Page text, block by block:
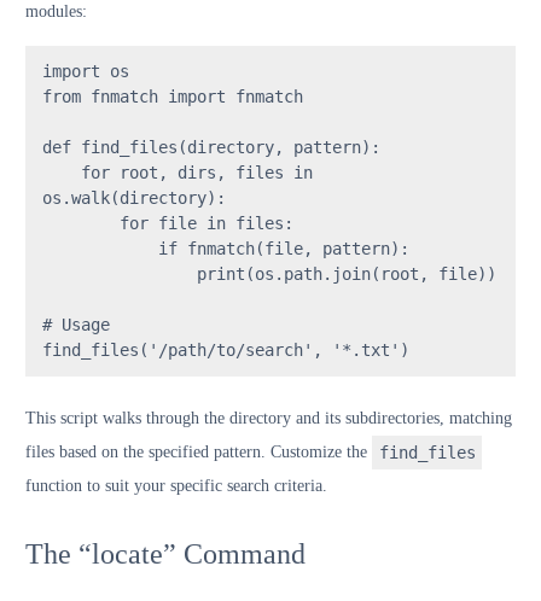
modules:
import
from fnmatch import fnmatch
def find_files (directory, pattern):
for root, dirs, files in
os.walk(directory):
for file in files:
if fnmatch(file, pattern):
print (os.path.join(root, file))
# Usage
find_files( '/path/to/search' , '*.txt' )
This script walks through the directory and its subdirectories, matching
files based on the specified pattern. Customize the
find_files
function to suit your specific search criteria.
The “locate” Command